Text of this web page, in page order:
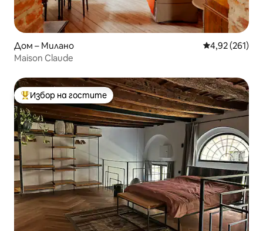
Дом – Милано Средна
4,92 (261)
Maison Claude
Най-популярен избор на гостите
Избор на гостите